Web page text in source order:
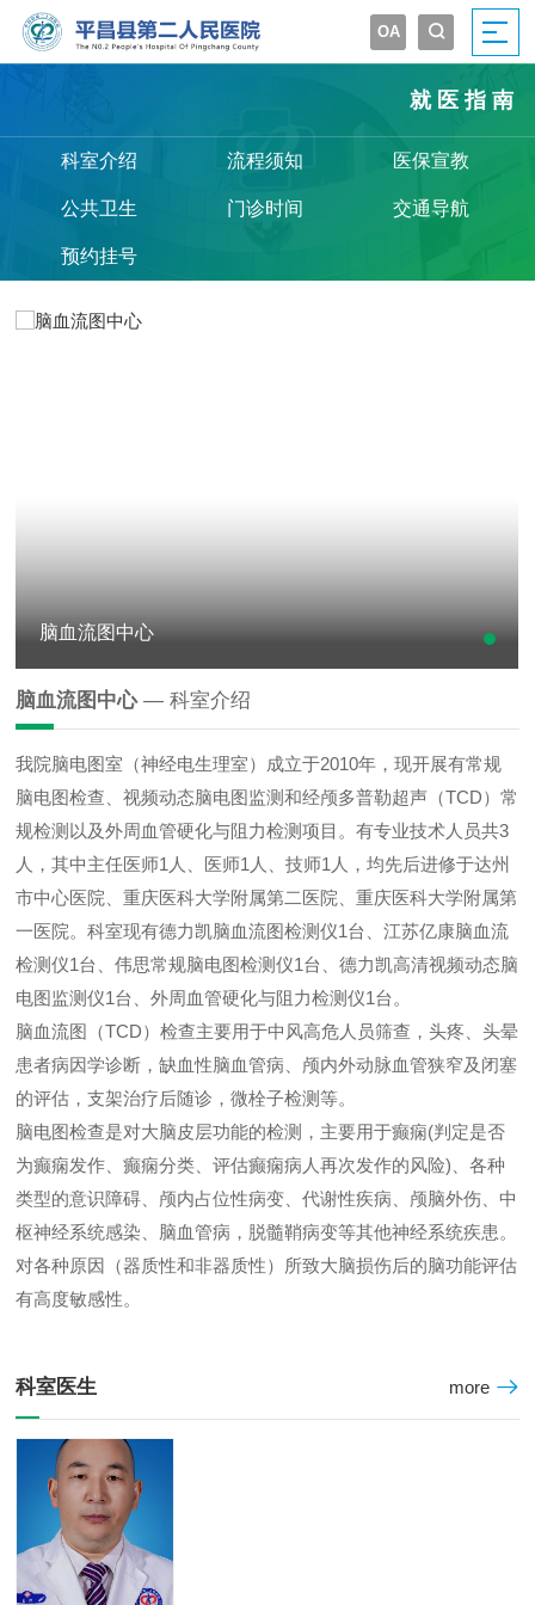
OA 

就医指南
科室介绍 流程须知 医保宣教
公共卫生 门诊时间 交通导航
预约挂号
脑血流图中心
脑血流图中心— 科室介绍
我院脑电图室（神经电生理室）成立于2010年，现开展有常规
脑电图检查、视频动态脑电图监测和经颅多普勒超声（TCD）常
规检测以及外周血管硬化与阻力检测项目。有专业技术人员共3
人，其中主任医师1人、医师1人、技师1人，均先后进修于达州
市中心医院、重庆医科大学附属第二医院、重庆医科大学附属第
一医院。科室现有德力凯脑血流图检测仪1台、江苏亿康脑血流
检测仪1台、伟思常规脑电图检测仪1台、德力凯高清视频动态脑
电图监测仪1台、外周血管硬化与阻力检测仪1台。
脑血流图（TCD）检查主要用于中风高危人员筛查，头疼、头晕
患者病因学诊断，缺血性脑血管病、颅内外动脉血管狭窄及闭塞
的评估，支架治疗后随诊，微栓子检测等。
脑电图检查是对大脑皮层功能的检测，主要用于癫痫(判定是否
为癫痫发作、癫痫分类、评估癫痫病人再次发作的风险)、各种
类型的意识障碍、颅内占位性病变、代谢性疾病、颅脑外伤、中
枢神经系统感染、脑血管病，脱髓鞘病变等其他神经系统疾患。
对各种原因（器质性和非器质性）所致大脑损伤后的脑功能评估
有高度敏感性。
科室医生 more 